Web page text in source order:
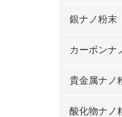
銀ナノ粉末
カーボンナ
貴金属ナノ
酸化物ナノ